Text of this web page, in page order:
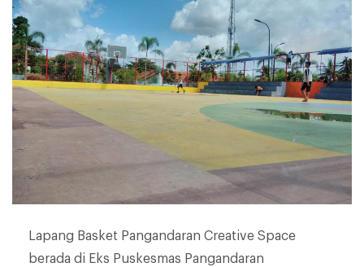
Lapang Basket Pangandaran Creative Space
berada di Eks Puskesmas Pangandaran